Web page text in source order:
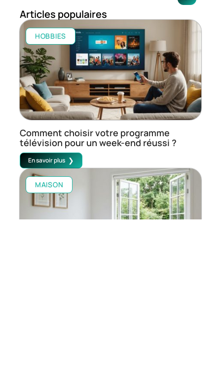
Articles populaires
HOBBIES
Comment choisir votre programme
télévision pour un week-end réussi ?
En savoir plus
MAISON